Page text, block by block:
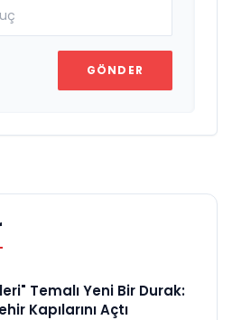
GÖNDER
Temalı Yeni Bir Durak:
Kapılarını Açtı